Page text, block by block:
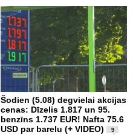
Šodien (5.08) degvielai akcijas
cenas: Dīzelis 1.817 un 95.
benzīns 1.737 EUR! Nafta 75.6
USD par barelu (+ VIDEO)
9